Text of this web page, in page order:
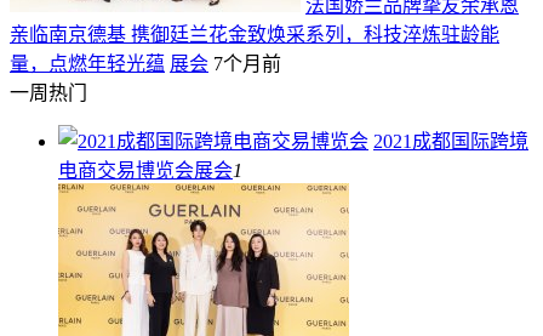
法国娇兰品牌挚友余承恩
亲临南京德基 携御廷兰花金致焕采系列，科技淬炼驻龄能
量，点燃年轻光蕴 展会 7个月前
一周热门
2021成都国际跨境
电商交易博览会展会1